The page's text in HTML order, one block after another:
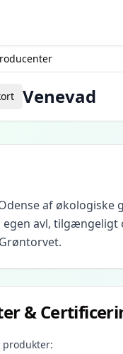
Venevad
af økologiske
avl, tilgængeligt
&